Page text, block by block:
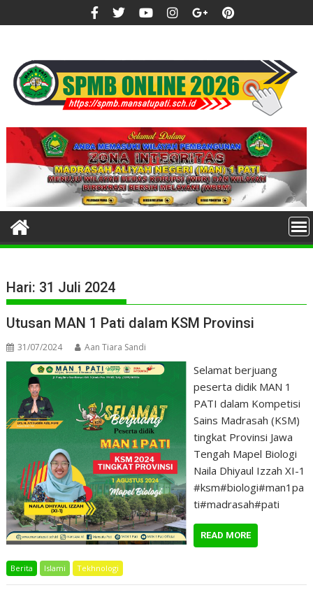
to
Hari: 31 Juli 2024
Utusan MAN 1 Pati dalam KSM Provinsi
31/07/2024 Aan Tiara Sandi
Selamat berjuang
peserta didik MAN 1
PATI dalam Kompetisi
Sains Madrasah (KSM)
tingkat Provinsi Jawa
Tengah Mapel Biologi
Naila Dhiyaul Izzah XI-1
#ksm#biologi#man1pa
ti#madrasah#pati
READ MORE
Berita Islami Tekhnologi